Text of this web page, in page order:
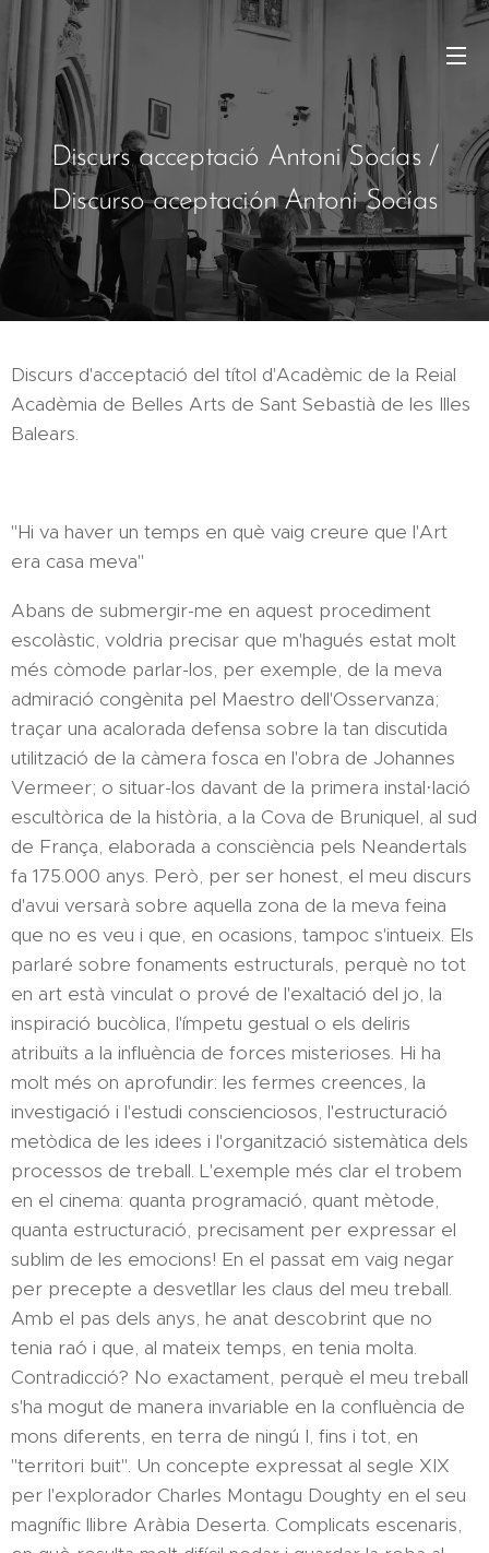
Discurs acceptació Antoni Socías /
Discurso aceptación Antoni Socías
Discurs d'acceptació del títol d'Acadèmic de la Reial
Acadèmia de Belles Arts de Sant Sebastià de les Illes
Balears.
"Hi va haver un temps en què vaig creure que l'Art
era casa meva"
Abans de submergir-me en aquest procediment
escolàstic, voldria precisar que m'hagués estat molt
més còmode parlar-los, per exemple, de la meva
admiració congènita pel Maestro dell'Osservanza;
traçar una acalorada defensa sobre la tan discutida
utilització de la càmera fosca en l'obra de Johannes
Vermeer; o situar-los davant de la primera instal·lació
escultòrica de la història, a la Cova de Bruniquel, al sud
de França, elaborada a consciència pels Neandertals
fa 175.000 anys. Però, per ser honest, el meu discurs
d'avui versarà sobre aquella zona de la meva feina
que no es veu i que, en ocasions, tampoc s'intueix. Els
parlaré sobre fonaments estructurals, perquè no tot
en art està vinculat o prové de l'exaltació del jo, la
inspiració bucòlica, l'ímpetu gestual o els deliris
atribuïts a la influència de forces misterioses. Hi ha
molt més on aprofundir: les fermes creences, la
investigació i l'estudi conscienciosos, l'estructuració
metòdica de les idees i l'organització sistemàtica dels
processos de treball. L'exemple més clar el trobem
en el cinema: quanta programació, quant mètode,
quanta estructuració, precisament per expressar el
sublim de les emocions! En el passat em vaig negar
per precepte a desvetllar les claus del meu treball.
Amb el pas dels anys, he anat descobrint que no
tenia raó i que, al mateix temps, en tenia molta.
Contradicció? No exactament, perquè el meu treball
s'ha mogut de manera invariable en la confluència de
mons diferents, en terra de ningú I, fins i tot, en
"territori buit". Un concepte expressat al segle XIX
per l'explorador Charles Montagu Doughty en el seu
magnífic llibre Aràbia Deserta. Complicats escenaris,